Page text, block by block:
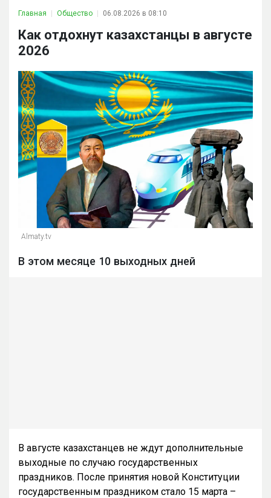
Главная Общество 06.08.2026 в 08:10
Как отдохнут казахстанцы в августе
2026
Almaty.tv
В этом месяце 10 выходных дней
В августе казахстанцев не ждут дополнительные
выходные по случаю государственных
праздников. После принятия новой Конституции
государственным праздником стало 15 марта –